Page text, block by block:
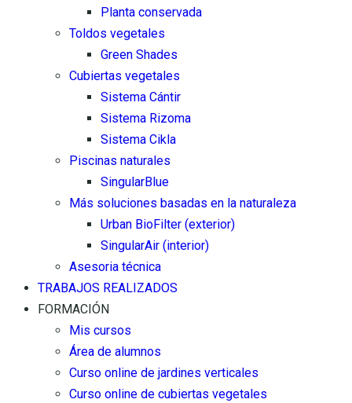
Planta conservada
Toldos vegetales
Green Shades
Cubiertas vegetales
Sistema Cántir
Sistema Rizoma
Sistema Cikla
Piscinas naturales
SingularBlue
Más soluciones basadas en la naturaleza
Urban BioFilter (exterior)
SingularAir (interior)
Asesoria técnica
TRABAJOS REALIZADOS
FORMACIÓN
Mis cursos
Área de alumnos
Curso online de jardines verticales
Curso online de cubiertas vegetales